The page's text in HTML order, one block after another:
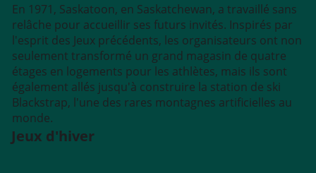
Jeux d'hiver
En 1971, Saskatoon, en Saskatchewan, a travaillé sans
relâche pour accueillir ses futurs invités. Inspirés par
l'esprit des Jeux précédents, les organisateurs ont non
seulement transformé un grand magasin de quatre
étages en logements pour les athlètes, mais ils sont
également allés jusqu'à construire la station de ski
Blackstrap, l'une des rares montagnes artificielles au
monde.